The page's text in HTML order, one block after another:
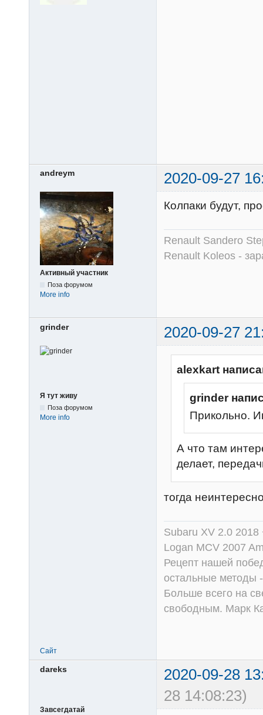
andreym 2020-09-27
Активный участник
Поза форумом
More info
Колпаки будут,
Renault Sandero
Renault Koleos -
grinder 2020-09-27
Я тут живу
Поза форумом
More info
alexkart
grinder
Прикольно.
А что там
делает,
тогда
Subaru XV 2.0 2018
Logan MCV 2007
Рецепт нашей
остальные методы
Больше всего на
свободным. Марк
Сайт
dareks
2020-09-28
28 14:08:23)
Завсегдатай